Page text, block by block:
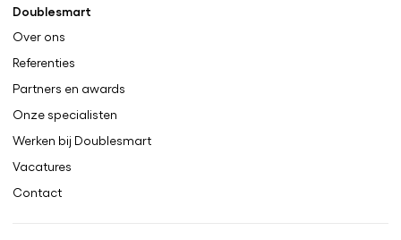
Doublesmart
Over ons
Referenties
Partners en awards
Onze specialisten
Werken bij Doublesmart
Vacatures
Contact